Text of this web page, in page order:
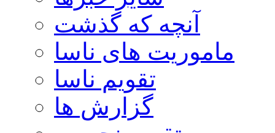
آنچه که گذشت
ماموریت های ناسا
تقویم ناسا
گزارش ها